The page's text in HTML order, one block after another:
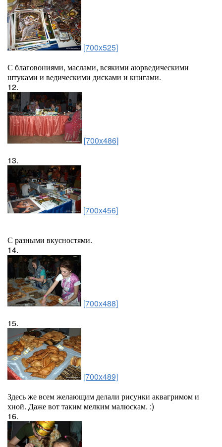
[700x525]
С благовониями, маслами, всякими аюрведическими
штуками и ведическими дисками и книгами.
12.
[700x486]
13.
[700x456]
С разными вкусностями.
14.
[700x488]
15.
[700x489]
Здесь же всем желающим делали рисунки аквагримом и
хной. Даже вот таким мелким малюскам. :)
16.